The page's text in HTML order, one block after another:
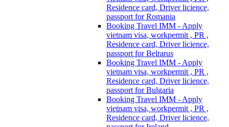
Residence card, Driver licience,
passport for Romania
Booking Travel IMM - Apply
vietnam visa, workpermit , PR ,
Residence card, Driver licience,
passport for Belrarus
Booking Travel IMM - Apply
vietnam visa, workpermit , PR ,
Residence card, Driver licience,
passport for Bulgaria
Booking Travel IMM - Apply
vietnam visa, workpermit , PR ,
Residence card, Driver licience,